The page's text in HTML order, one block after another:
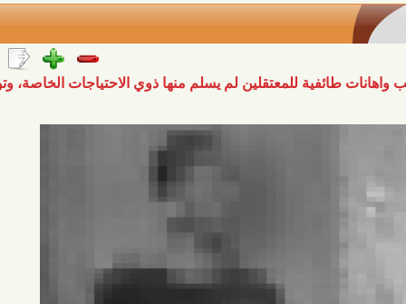
للمعتقلين لم يسلم منها ذوي الاحتياجات الخاصة، وتورط